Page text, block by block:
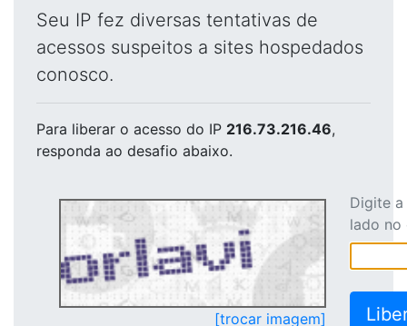
Seu IP fez diversas tentativas de
acessos suspeitos a sites hospedados
conosco.
Para liberar o acesso do IP 216.73.216.46,
responda ao desafio abaixo.
[trocar imagem]
Digite
lado no